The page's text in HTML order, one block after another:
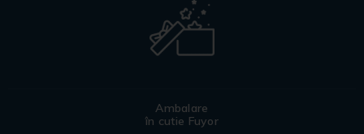
Ambalare
în cutie Fuyor